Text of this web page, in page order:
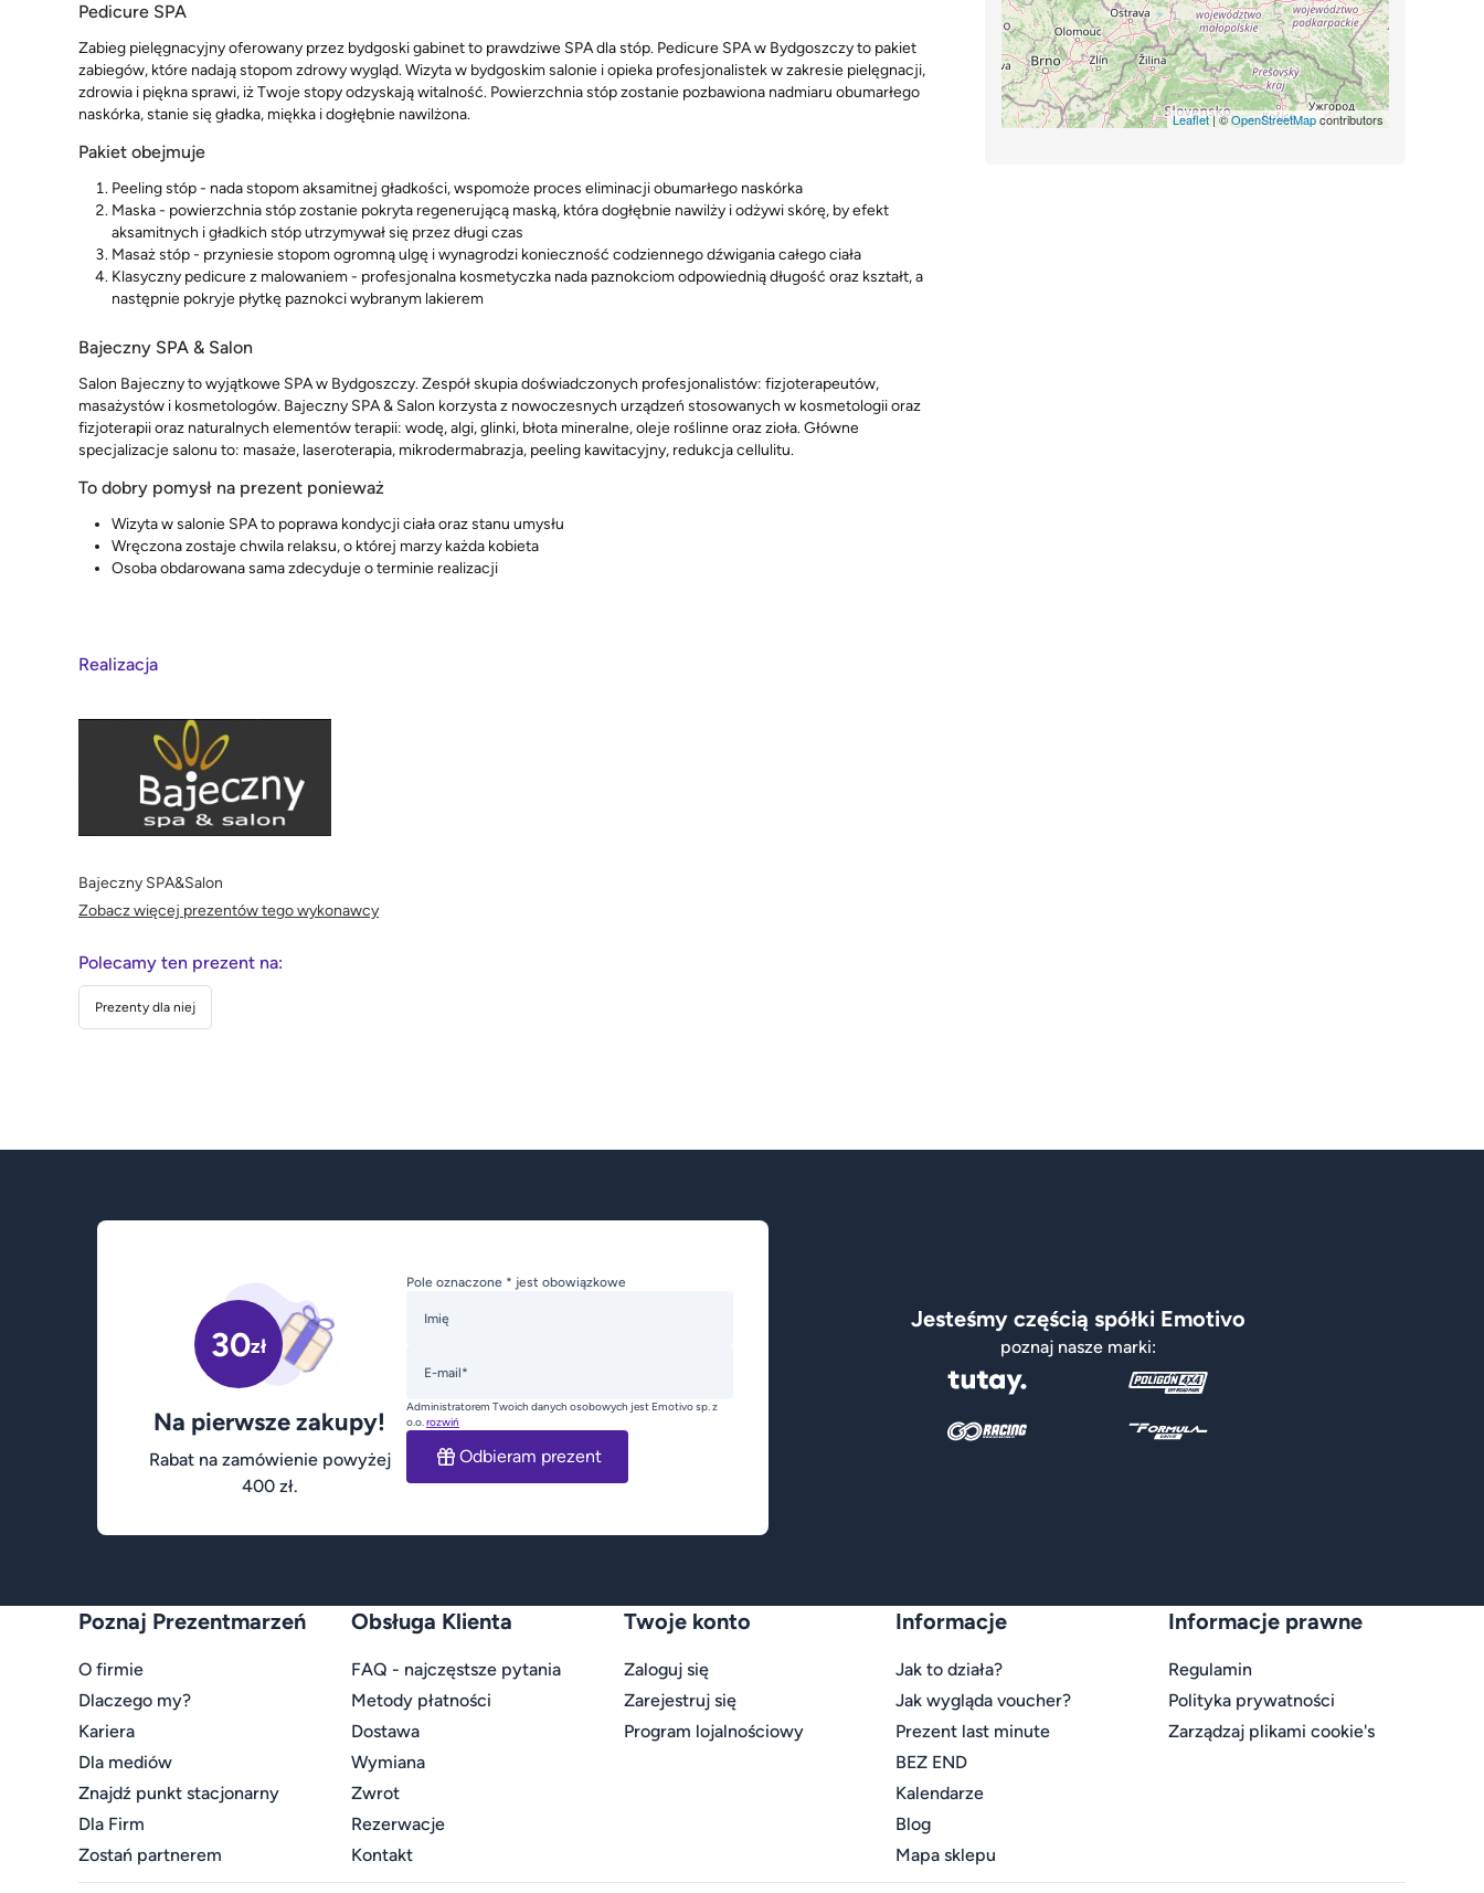
Pedicure SPA
Zabieg pielęgnacyjny oferowany przez bydgoski gabinet to prawdziwe SPA dla stóp. Pedicure SPA w Bydgoszczy to pakiet
zabiegów, które nadają stopom zdrowy wygląd. Wizyta w bydgoskim salonie i opieka profesjonalistek w zakresie pielęgnacji,
zdrowia i piękna sprawi, iż Twoje stopy odzyskają witalność. Powierzchnia stóp zostanie pozbawiona nadmiaru obumarłego
naskórka, stanie się gładka, miękka i dogłębnie nawilżona.
Pakiet obejmuje
Peeling stóp - nada stopom aksamitnej gładkości, wspomoże proces eliminacji obumarłego naskórka
Maska - powierzchnia stóp zostanie pokryta regenerującą maską, która dogłębnie nawilży i odżywi skórę, by efekt
aksamitnych i gładkich stóp utrzymywał się przez długi czas
Masaż stóp - przyniesie stopom ogromną ulgę i wynagrodzi konieczność codziennego dźwigania całego ciała
Klasyczny pedicure z malowaniem - profesjonalna kosmetyczka nada paznokciom odpowiednią długość oraz kształt, a
następnie pokryje płytkę paznokci wybranym lakierem
Bajeczny SPA & Salon
Salon Bajeczny to wyjątkowe SPA w Bydgoszczy. Zespół skupia doświadczonych profesjonalistów: fizjoterapeutów,
masażystów i kosmetologów. Bajeczny SPA & Salon korzysta z nowoczesnych urządzeń stosowanych w kosmetologii oraz
fizjoterapii oraz naturalnych elementów terapii: wodę, algi, glinki, błota mineralne, oleje roślinne oraz zioła. Główne
specjalizacje salonu to: masaże, laseroterapia, mikrodermabrazja, peeling kawitacyjny, redukcja cellulitu.
To dobry pomysł na prezent ponieważ
Wizyta w salonie SPA to poprawa kondycji ciała oraz stanu umysłu
Wręczona zostaje chwila relaksu, o której marzy każda kobieta
Osoba obdarowana sama zdecyduje o terminie realizacji
Realizacja
Bajeczny SPA&Salon
Zobacz więcej prezentów tego wykonawcy
Polecamy ten prezent na:
Prezenty dla niej
Leaflet| ©OpenStreetMapcontributors
30zł
Na pierwsze zakupy!
Rabat na zamówienie powyżej
400 zł.
Pole oznaczone * jest obowiązkowe
Imię
E-mail*
Administratorem Twoich danych osobowych jest Emotivo sp. z
o.o.rozwiń
Odbieram prezent
Jesteśmy częścią spółki Emotivo
poznaj nasze marki:
Poznaj Prezentmarzeń
O firmie
Dlaczego my?
Kariera
Dla mediów
Znajdź punkt stacjonarny
Dla Firm
Zostań partnerem
Obsługa Klienta
FAQ - najczęstsze pytania
Metody płatności
Dostawa
Wymiana
Zwrot
Rezerwacje
Kontakt
Twoje konto
Zaloguj się
Zarejestruj się
Program lojalnościowy
Informacje
Jak to działa?
Jak wygląda voucher?
Prezent last minute
BEZ END
Kalendarze
Blog
Mapa sklepu
Informacje prawne
Regulamin
Polityka prywatności
Zarządzaj plikami cookie's